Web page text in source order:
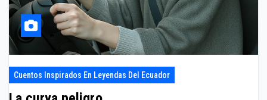
Cuentos Inspirados En Leyendas Del Ecuador